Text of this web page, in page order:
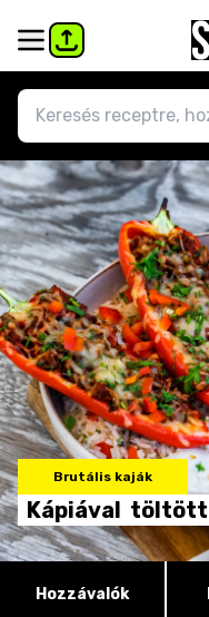
Brutális kaják
Kápiával töltött
Hozzávalók